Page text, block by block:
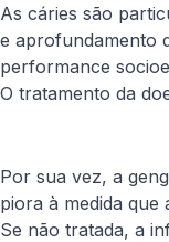
As cáries são
e aprofundamento
performance
O tratamento da
Por sua vez, a
piora à medida
Se não tratada, a